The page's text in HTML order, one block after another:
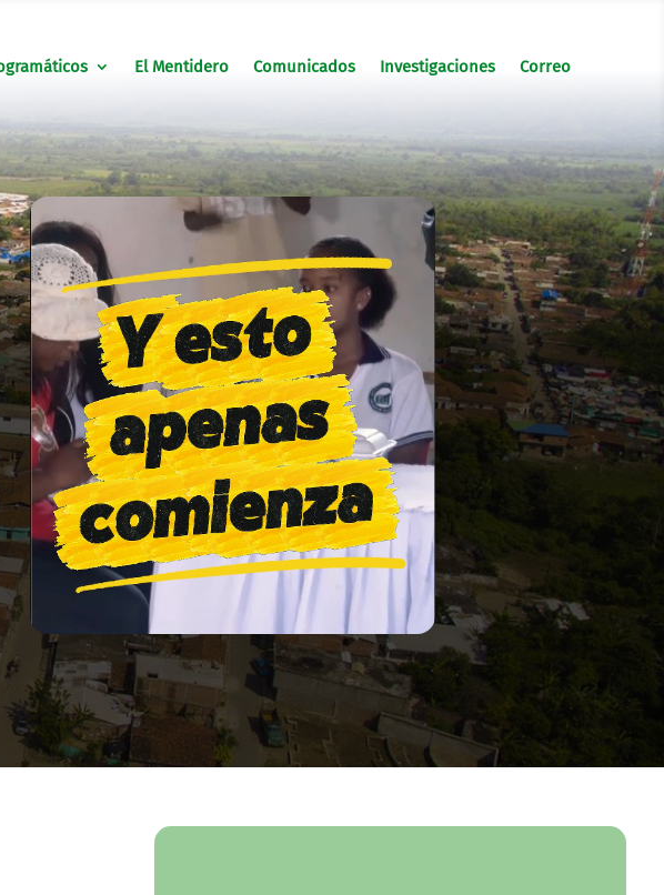
El Mentidero Comunicados Investigaciones Correo